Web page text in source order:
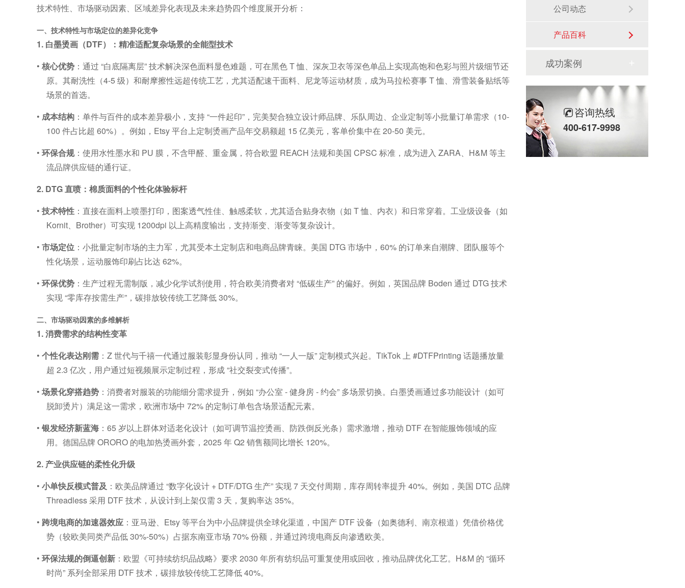
技术特性、市场驱动因素、区域差异化表现及未来趋势四个维度展开分析：
一、技术特性与市场定位的差异化竞争
1. 白墨烫画（DTF）：精准适配复杂场景的全能型技术
• 核心优势 ：通过 “白底隔离层”技术解决深色面料显色难题，可在黑色T恤、深灰卫衣等深色单品上实现高饱和色彩与照片级细节还
原。其耐洗性（4-5级）和耐摩擦性远超传统工艺，尤其适配速干面料、尼龙等运动材质，成为马拉松赛事T恤、滑雪装备贴纸等
场景的首选。
• 成本结构 ：单件与百件的成本差异极小，支持“一件起印” ，完美契合独立设计师品牌、乐队周边、企业定制等小批量订单需求（10-
100件占比超60%）。例如， Etsy平台上定制烫画产品年交易额超 15亿美元，客单价集中在20-50 美元。
• 环保合规：使用水性墨水和 PU 膜，不含甲醛、重金属，符合欧盟 REACH 法规和美国 CPSC 标准，成为进入 ZARA、 H&M 等主
流品牌供应链的通行证。
2. DTG直喷：棉质面料的个性化体验标杆
• 技术特性 ：直接在面料上喷墨打印，图案透气性佳、触感柔软，尤其适合贴身衣物（如 T恤、内衣）和日常穿着。工业级设备（如
Kornit、 Brother）可实现 1200dpi 以上高精度输出，支持渐变、渐变等复杂设计。
• 市场定位 ：小批量定制市场的主力军，尤其受本土定制店和电商品牌青睐。美国 DTG市场中， 60% 的订单来自潮牌、团队服等个
性化场景，运动服饰印刷占比达62%。
• 环保优势 ：生产过程无需制版，减少化学试剂使用，符合欧美消费者对“低碳生产” 的偏好。例如，英国品牌 Boden 通过 DTG技术
实现“零库存按需生产” ，碳排放较传统工艺降低30%。
二、市场驱动因素的多维解析
1.消费需求的结构性变革
• 个性化表达刚需 ： Z世代与千禧一代通过服装彰显身份认同，推动 “一人一版” 定制模式兴起。 TikTok上 #DTFPrinting 话题播放量
超2.3亿次，用户通过短视频展示定制过程，形成“社交裂变式传播”。
• 场景化穿搭趋势 ：消费者对服装的功能细分需求提升，例如 “办公室 -健身房-约会” 多场景切换。白墨烫画通过多功能设计（如可
脱卸烫片）满足这一需求，欧洲市场中72% 的定制订单包含场景适配元素。
• 银发经济新蓝海 ： 65 岁以上群体对适老化设计（如可调节温控烫画、防跌倒反光条）需求激增，推动 DTF在智能服饰领域的应
用。德国品牌ORORO 的电加热烫画外套，2025年Q2销售额同比增长 120%。
2. 产业供应链的柔性化升级
• 小单快反模式普及 ：欧美品牌通过 “数字化设计 + DTF/DTG生产” 实现7 天交付周期，库存周转率提升40%。例如，美国 DTC 品牌
Threadless采用 DTF技术，从设计到上架仅需3 天，复购率达35%。
• 跨境电商的加速器效应 ：亚马逊、 Etsy 等平台为中小品牌提供全球化渠道，中国产 DTF设备（如奥德利、南京根道）凭借价格优
势（较欧美同类产品低30%-50%）占据东南亚市场70%份额，并通过跨境电商反向渗透欧美。
• 环保法规的倒逼创新 ：欧盟《可持续纺织品战略》要求2030 年所有纺织品可重复使用或回收，推动品牌优化工艺。 H&M 的 “循环
时尚” 系列全部采用 DTF技术，碳排放较传统工艺降低40%。
公司动态
产品百科
成功案例
咨询热线
400-617-9998